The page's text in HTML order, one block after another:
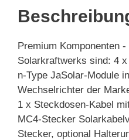
Premium Komponenten
Solarkraftwerks sind: 4
n-Type JaSolar-Module
Wechselrichter der
1 x Steckdosen-Kabel
MC4-Stecker
Stecker, optional